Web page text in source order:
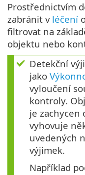
Prostřednictvím
zabránit v léčení
filtrovat na
objektu nebo
Detekční
jako
vyloučení
kontroly.
je zachycen
vyhovuje
uvedených
výjimek.
Například